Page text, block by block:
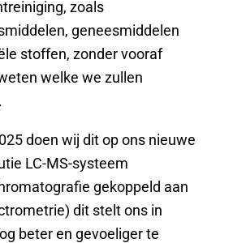
zoals
geneesmiddelen
stoffen, zonder vooraf
welke we zullen
doen wij dit op ons nieuwe
LC-MS-systeem
gekoppeld aan
dit stelt ons in
beter en gevoeliger te